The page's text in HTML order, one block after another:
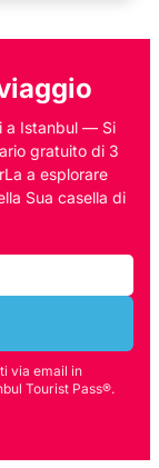
a Istanbul — Si
gratuito di 3
a esplorare
Sua casella di
via email in
Tourist Pass®.